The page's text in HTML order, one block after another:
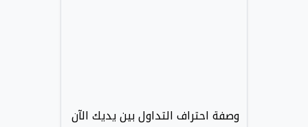
وصفة احتراف التداول بين يديك الآن